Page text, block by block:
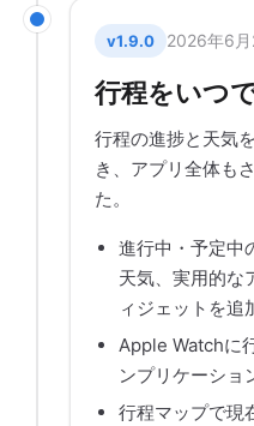
v1.9.0 2026年6月
行程をいつ
行程の進捗と天気
き、アプリ全体も
た。
進行中・予定中
天気、実用的な
ィジェットを追
Apple Watchに
ンプリケーショ
行程マップで現